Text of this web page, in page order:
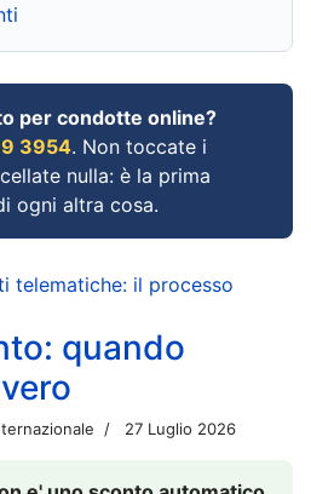
per condotte online?
3954. Non toccate i
nulla: è la prima
ogni altra cosa.
telematiche: il processo
quando
27 Luglio 2026